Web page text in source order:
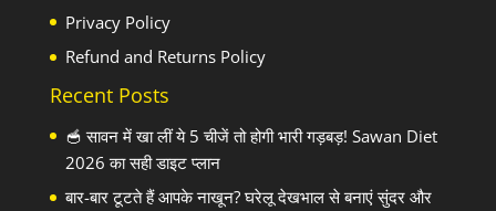
Privacy Policy
Refund and Returns Policy
Recent Posts
🥣 सावन में खा लीं ये 5 चीजें तो होगी भारी गड़बड़! Sawan Diet
2026 का सही डाइट प्लान
बार-बार टूटते हैं आपके नाखून? घरेलू देखभाल से बनाएं सुंदर और